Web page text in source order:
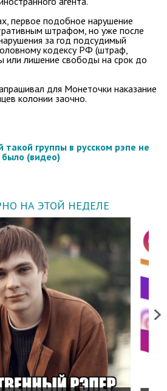
первое подобное нарушение
штрафом, но уже после
за год подсудимый
кодексу РФ (штраф,
или лишение свободы на срок до
для Монеточки наказание
колонии заочно.
такой группы в русском рэпе не
было (видео)
НА ЭТОЙ НЕДЕЛЕ
Next